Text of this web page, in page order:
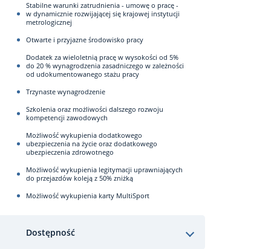
Stabilne warunki zatrudnienia - umowę o pracę -
w dynamicznie rozwijającej się krajowej instytucji
metrologicznej
Otwarte i przyjazne środowisko pracy
Dodatek za wieloletnią pracę w wysokości od 5%
do 20 % wynagrodzenia zasadniczego w zależności
od udokumentowanego stażu pracy
Trzynaste wynagrodzenie
Szkolenia oraz możliwości dalszego rozwoju
kompetencji zawodowych
Możliwość wykupienia dodatkowego
ubezpieczenia na życie oraz dodatkowego
ubezpieczenia zdrowotnego
Możliwość wykupienia legitymacji uprawniających
do przejazdów koleją z 50% zniżką
Możliwość wykupienia karty MultiSport
Dostępność